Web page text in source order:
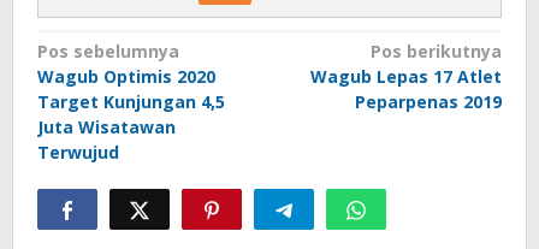
Navigasi
pos
Pos sebelumnya
Wagub Optimis 2020
Target Kunjungan 4,5
Juta Wisatawan
Terwujud
Pos berikutnya
Wagub Lepas 17 Atlet
Peparpenas 2019